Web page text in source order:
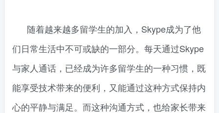
随着越来越多留学生的加入，Skype成为了他
们日常生活中不可或缺的一部分。每天通过Skype
与家人通话，已经成为许多留学生的一种习惯，既
能享受技术带来的便利，又能通过这种方式保持内
心的平静与满足。而这种沟通方式，也给家长带来